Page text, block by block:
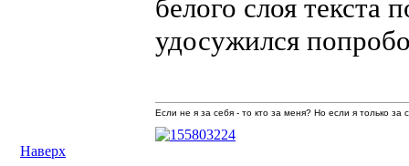
белого слоя текста
удосужился
Наверх
Если не я за себя - то кто за меня? Но если я только